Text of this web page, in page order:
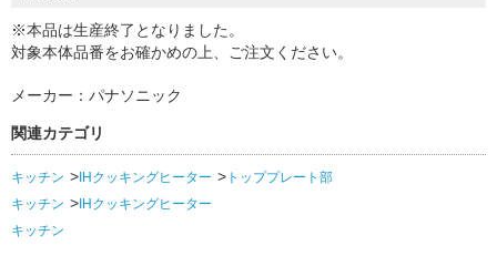
※本品は生産終了となりました。
対象本体品番をお確かめの上、ご注文ください。
メーカー：パナソニック
関連カテゴリ
キッチン IHクッキングヒーター
トッププレート部
キッチン
IHクッキングヒーター
キッチン